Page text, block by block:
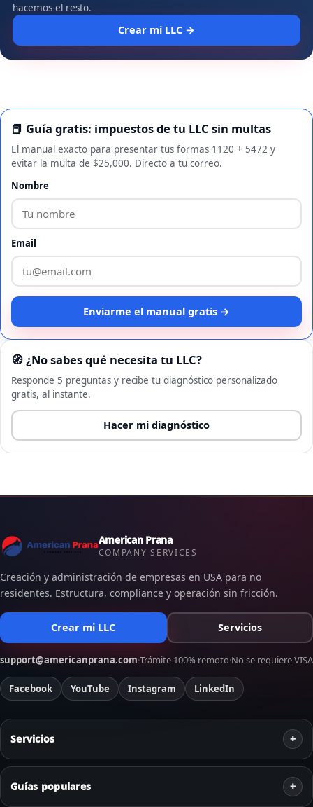
hacemos el resto.
Crear mi LLC →
📕 Guía gratis: impuestos de tu LLC sin multas
El manual exacto para presentar tus formas 1120 + 5472 y
evitar la multa de $25,000. Directo a tu correo.
Nombre
Email
Enviarme el manual gratis →
🧭 ¿No sabes qué necesita tu LLC?
Responde 5 preguntas y recibe tu diagnóstico personalizado
gratis, al instante.
Hacer mi diagnóstico
American Prana
COMPANY SERVICES
Creación y administración de empresas en USA para no
residentes. Estructura, compliance y operación sin fricción.
Crear mi LLC Servicios
support@americanprana.com·Trámite 100% remoto·No se requiere VISA
Facebook YouTube Instagram LinkedIn
Servicios
Guías populares